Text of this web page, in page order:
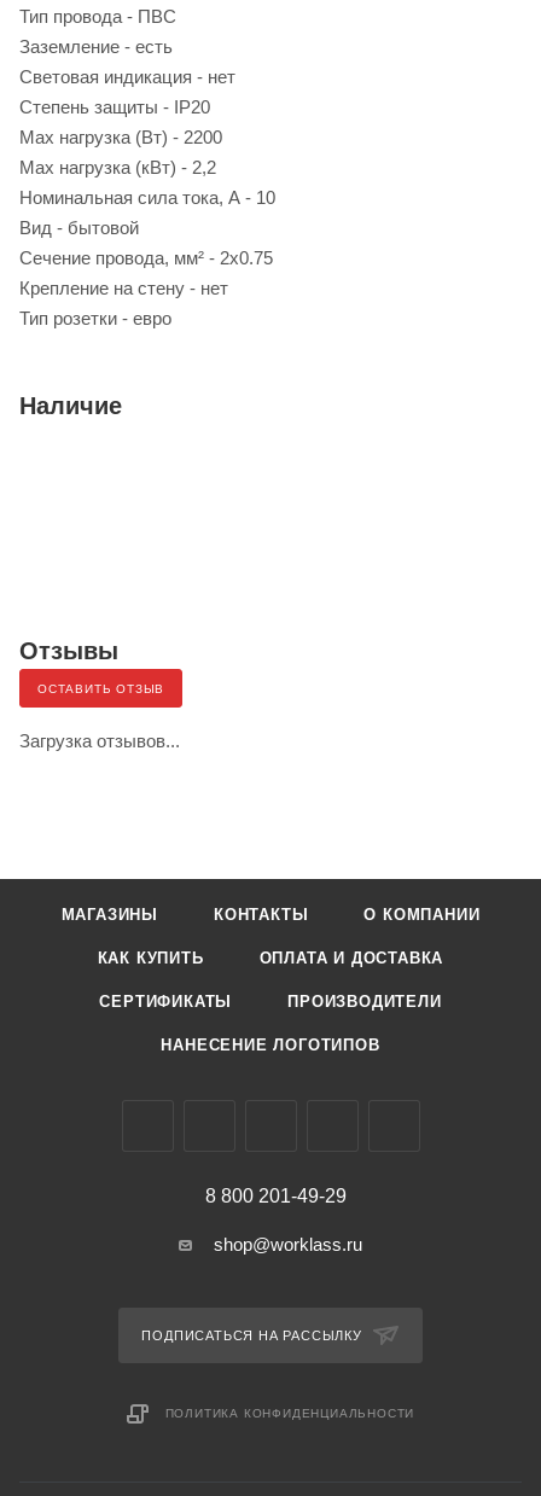
Тип провода - ПВС
Заземление - есть
Световая индикация - нет
Степень защиты - IP20
Max нагрузка (Вт) - 2200
Max нагрузка (кВт) - 2,2
Номинальная сила тока, А - 10
Вид - бытовой
Сечение провода, мм² - 2х0.75
Крепление на стену - нет
Тип розетки - евро
Наличие
Отзывы
ОСТАВИТЬ ОТЗЫВ
Загрузка отзывов...
МАГАЗИНЫ КОНТАКТЫ О КОМПАНИИ
КАК КУПИТЬ ОПЛАТА И ДОСТАВКА
СЕРТИФИКАТЫ ПРОИЗВОДИТЕЛИ
НАНЕСЕНИЕ ЛОГОТИПОВ
8 800 201-49-29
shop@worklass.ru
ПОДПИСАТЬСЯ НА РАССЫЛКУ
ПОЛИТИКА КОНФИДЕНЦИАЛЬНОСТИ